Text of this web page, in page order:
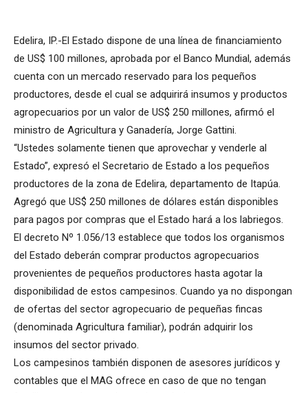
Edelira, IP.-El Estado dispone de una línea de financiamiento
de US$ 100 millones, aprobada por el Banco Mundial, además
cuenta con un mercado reservado para los pequeños
productores, desde el cual se adquirirá insumos y productos
agropecuarios por un valor de US$ 250 millones, afirmó el
ministro de Agricultura y Ganadería, Jorge Gattini.
“Ustedes solamente tienen que aprovechar y venderle al
Estado”, expresó el Secretario de Estado a los pequeños
productores de la zona de Edelira, departamento de Itapúa.
Agregó que US$ 250 millones de dólares están disponibles
para pagos por compras que el Estado hará a los labriegos.
El decreto Nº 1.056/13 establece que todos los organismos
del Estado deberán comprar productos agropecuarios
provenientes de pequeños productores hasta agotar la
disponibilidad de estos campesinos. Cuando ya no dispongan
de ofertas del sector agropecuario de pequeñas fincas
(denominada Agricultura familiar), podrán adquirir los
insumos del sector privado.
Los campesinos también disponen de asesores jurídicos y
contables que el MAG ofrece en caso de que no tengan